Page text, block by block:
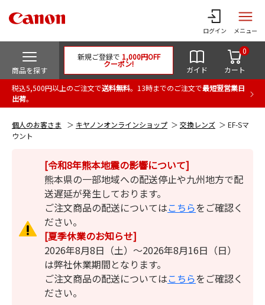
ログイン メニュー
商品を探す
新規ご登録で 1,000円OFF
クーポン!
ガイド カート
0
税込5,500円以上のご注文で送料無料。13時までのご注文で最短翌営業日
出荷。
個人のお客さま キヤノンオンラインショップ 交換レンズ
EF-Sマ
ウント
[令和8年熊本地震の影響について]
熊本県の一部地域への配送停止や九州地方で配
送遅延が発生しております。
ご注文商品の配送についてはこちらをご確認く
ださい。
[夏季休業のお知らせ]
2026年8月8日（土）～2026年8月16日（日）
は弊社休業期間となります。
ご注文商品の配送についてはこちらをご確認く
ださい。